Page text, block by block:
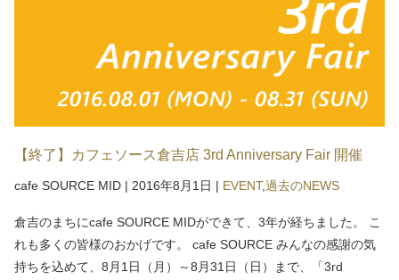
【終了】カフェソース倉吉店 3rd Anniversary Fair 開催
cafe SOURCE MID | 2016年8月1日 | EVENT,過去のNEWS
倉吉のまちにcafe SOURCE MIDができて、3年が経ちました。 こ
れも多くの皆様のおかげです。 cafe SOURCE みんなの感謝の気
持ちを込めて、8月1日（月）～8月31日（日）まで、「3rd